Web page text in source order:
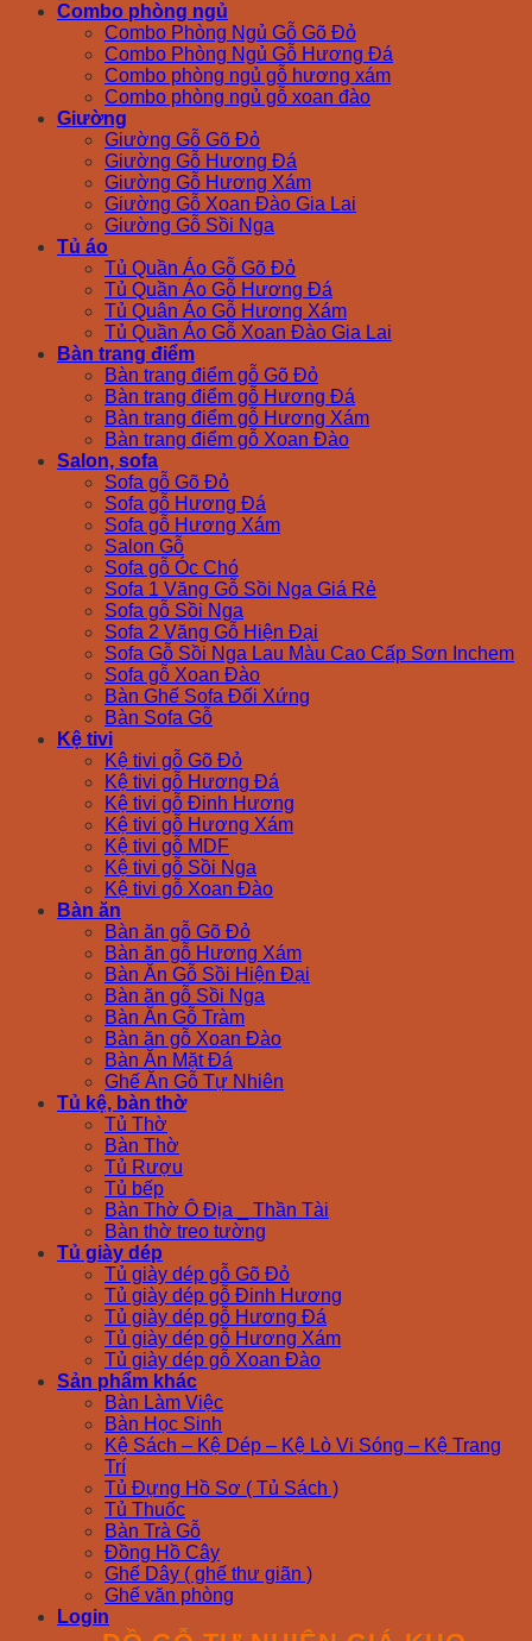
Combo phòng ngủ
Combo Phòng Ngủ Gỗ Gõ Đỏ
Combo Phòng Ngủ Gỗ Hương Đá
Combo phòng ngủ gỗ hương xám
Combo phòng ngủ gỗ xoan đào
Giường
Giường Gỗ Gõ Đỏ
Giường Gỗ Hương Đá
Giường Gỗ Hương Xám
Giường Gỗ Xoan Đào Gia Lai
Giường Gỗ Sồi Nga
Tủ áo
Tủ Quần Áo Gỗ Gõ Đỏ
Tủ Quần Áo Gỗ Hương Đá
Tủ Quân Áo Gỗ Hương Xám
Tủ Quần Áo Gỗ Xoan Đào Gia Lai
Bàn trang điểm
Bàn trang điểm gỗ Gõ Đỏ
Bàn trang điểm gỗ Hương Đá
Bàn trang điểm gỗ Hương Xám
Bàn trang điểm gỗ Xoan Đào
Salon, sofa
Sofa gỗ Gõ Đỏ
Sofa gỗ Hương Đá
Sofa gỗ Hương Xám
Salon Gỗ
Sofa gỗ Óc Chó
Sofa 1 Văng Gỗ Sồi Nga Giá Rẻ
Sofa gỗ Sồi Nga
Sofa 2 Văng Gỗ Hiện Đại
Sofa Gỗ Sồi Nga Lau Màu Cao Cấp Sơn Inchem
Sofa gỗ Xoan Đào
Bàn Ghế Sofa Đối Xứng
Bàn Sofa Gỗ
Kệ tivi
Kệ tivi gỗ Gõ Đỏ
Kệ tivi gỗ Hương Đá
Kệ tivi gỗ Đinh Hương
Kệ tivi gỗ Hương Xám
Kệ tivi gỗ MDF
Kệ tivi gỗ Sồi Nga
Kệ tivi gỗ Xoan Đào
Bàn ăn
Bàn ăn gỗ Gõ Đỏ
Bàn ăn gỗ Hương Xám
Bàn Ăn Gỗ Sồi Hiện Đại
Bàn ăn gỗ Sồi Nga
Bàn Ăn Gỗ Tràm
Bàn ăn gỗ Xoan Đào
Bàn Ăn Mặt Đá
Ghế Ăn Gỗ Tự Nhiên
Tủ kệ, bàn thờ
Tủ Thờ
Bàn Thờ
Tủ Rượu
Tủ bếp
Bàn Thờ Ô Địa _ Thần Tài
Bàn thờ treo tường
Tủ giày dép
Tủ giày dép gỗ Gõ Đỏ
Tủ giày dép gỗ Đinh Hương
Tủ giày dép gỗ Hương Đá
Tủ giày dép gỗ Hương Xám
Tủ giày dép gỗ Xoan Đào
Sản phẩm khác
Bàn Làm Việc
Bàn Học Sinh
Kệ Sách – Kệ Dép – Kệ Lò Vi Sóng – Kệ Trang
Trí
Tủ Đựng Hồ Sơ ( Tủ Sách )
Tủ Thuốc
Bàn Trà Gỗ
Đồng Hồ Cây
Ghế Dây ( ghế thư giãn )
Ghế văn phòng
Login